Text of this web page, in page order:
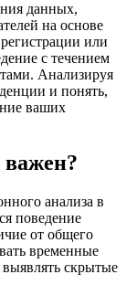
данных,
на основе
или
с течением
Анализируя
и понять,
ваших
анализа в
поведение
от общего
временные
скрытые